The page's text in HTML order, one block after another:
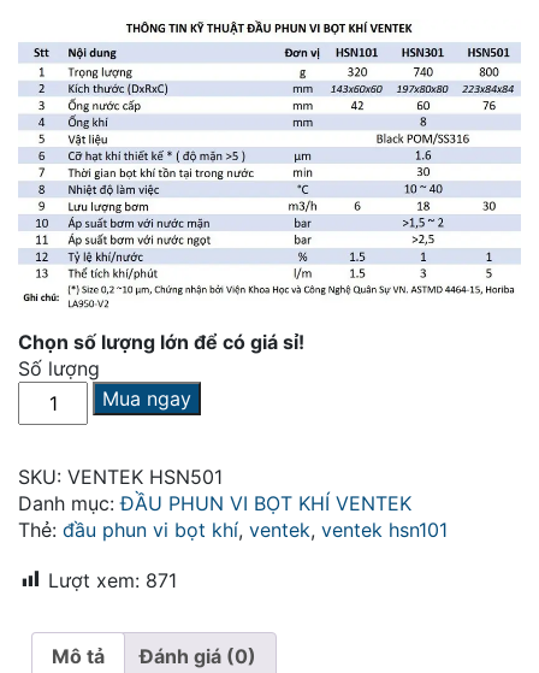
Chọn số lượng lớn để có giá sỉ!
Số lượng
Đầu
phun
bọt
khí
VENTEK
số
Mua ngay
SKU: VENTEK HSN501
Danh mục:ĐẦU PHUN VI BỌT KHÍ VENTEK
Thẻ: đầu phun vi bọt khí, ventek, ventek hsn101
Lượt xem: 871
Mô tả Đánh giá (0)